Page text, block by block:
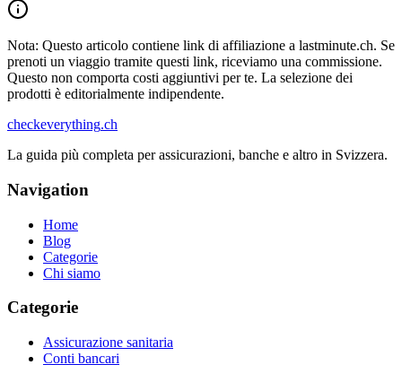
Nota: Questo articolo contiene link di affiliazione a lastminute.ch. Se
prenoti un viaggio tramite questi link, riceviamo una commissione.
Questo non comporta costi aggiuntivi per te. La selezione dei
prodotti è editorialmente indipendente.
checkeverything.ch
La guida più completa per assicurazioni, banche e altro in Svizzera.
Navigation
Home
Blog
Categorie
Chi siamo
Categorie
Assicurazione sanitaria
Conti bancari